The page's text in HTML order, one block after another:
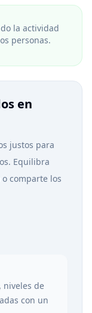
la actividad
personas.
en
justos para
Equilibra
comparte los
niveles de
con un